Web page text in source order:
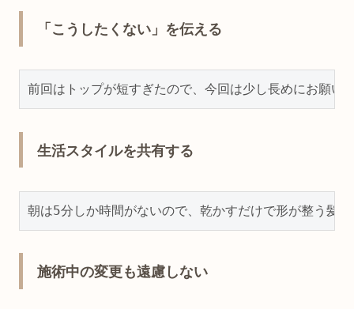
「こうしたくない」を伝える
生活スタイルを共有する
施術中の変更も遠慮しない